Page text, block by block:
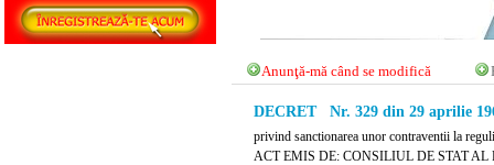
Anunţă-mă când se modifică
DECRET Nr. 329 din 29 aprilie
privind sanctionarea unor contraventii la
ACT EMIS DE: CONSILIUL DE STAT